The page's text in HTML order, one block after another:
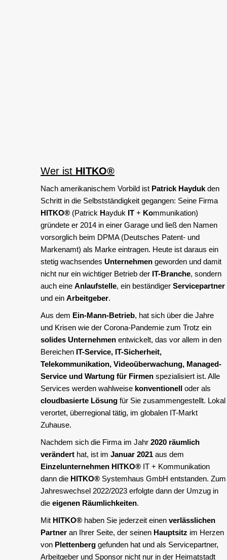
Wer ist HITKO®
Nach amerikanischem Vorbild ist Patrick Hayduk den
Schritt in die Selbstständigkeit gegangen: Seine Firma
HITKO® (Patrick Hayduk IT + Kommunikation)
gründete er 2014 in einer Garage und ließ den Namen
vorsorglich beim DPMA (Deutsches Patent- und
Markenamt) als Marke eintragen. Heute ist daraus ein
stetig wachsendes Unternehmen geworden und damit
nicht nur ein wichtiger Betrieb der IT-Branche, sondern
auch eine Anlaufstelle, ein beständiger Servicepartner
und ein Arbeitgeber.
Aus dem Ein-Mann-Betrieb, hat sich über die Jahre
und Krisen wie der Corona-Pandemie zum Trotz ein
solides Unternehmen entwickelt, das vor allem in den
Bereichen IT-Service, IT-Sicherheit,
Telekommunikation, Videoüberwachung, Managed-
Service und Wartung für Firmen spezialisiert ist. Alle
Services werden wahlweise konventionell oder als
cloudbasierte Lösung für Sie zusammengestellt. Lokal
verortet, überregional tätig, im globalen IT-Markt
Zuhause.
Nachdem sich die Firma im Jahr 2020 räumlich
verändert hat, ist im Januar 2021 aus dem
Einzelunternehmen HITKO® IT + Kommunikation
dann die HITKO® Systemhaus GmbH entstanden. Zum
Jahreswechsel 2022/2023 erfolgte dann der Umzug in
die eigenen Räumlichkeiten.
Mit HITKO® haben Sie jederzeit einen verlässlichen
Partner an Ihrer Seite, der seinen Hauptsitz im Herzen
von Plettenberg gefunden hat und als Servicepartner,
Arbeitgeber und Sponsor nicht nur in der Heimatstadt